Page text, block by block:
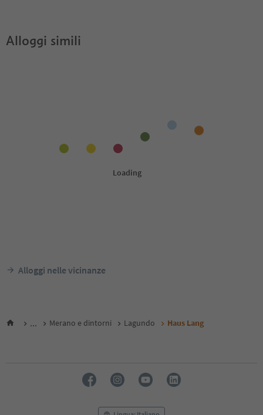
Alloggi simili
Alloggi nelle vicinanze
... Merano e dintorni Lagundo Haus Lang